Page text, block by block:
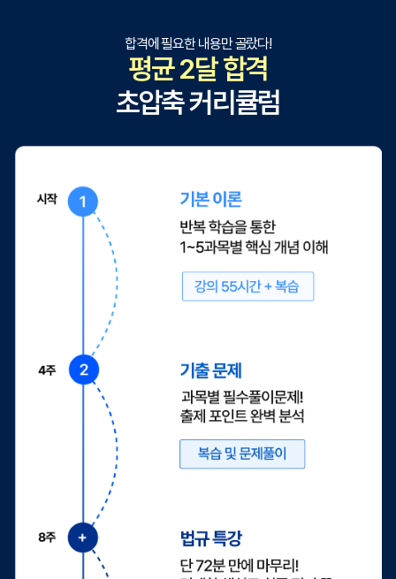
합격에 필요한 내용만 골랐다!
평균 2달 합격
초압축 커리큘럼